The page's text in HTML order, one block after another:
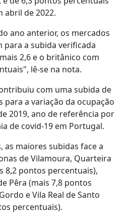
abril de 2022.
ano anterior, os mercados
a subida verificada
2,6 e o britânico com
lê-se na nota.
com uma subida de
para a variação da ocupação
2019, ano de referência por
de covid-19 em Portugal.
as maiores subidas face a
de Vilamoura, Quarteira
8,2 pontos percentuais),
Pêra (mais 7,8 pontos
e Vila Real de Santo
percentuais).